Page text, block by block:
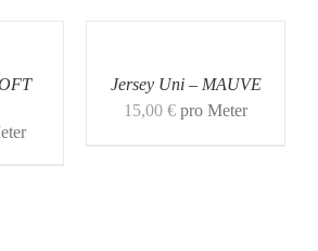
Jersey Uni – MAUVE
15,00 € pro Meter